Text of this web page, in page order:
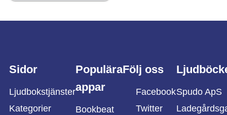
Sidor
Ljudbokstjänster
Kategorier
Populära
appar
Bookbeat
Följ oss
Facebook
Twitter
Spudo ApS